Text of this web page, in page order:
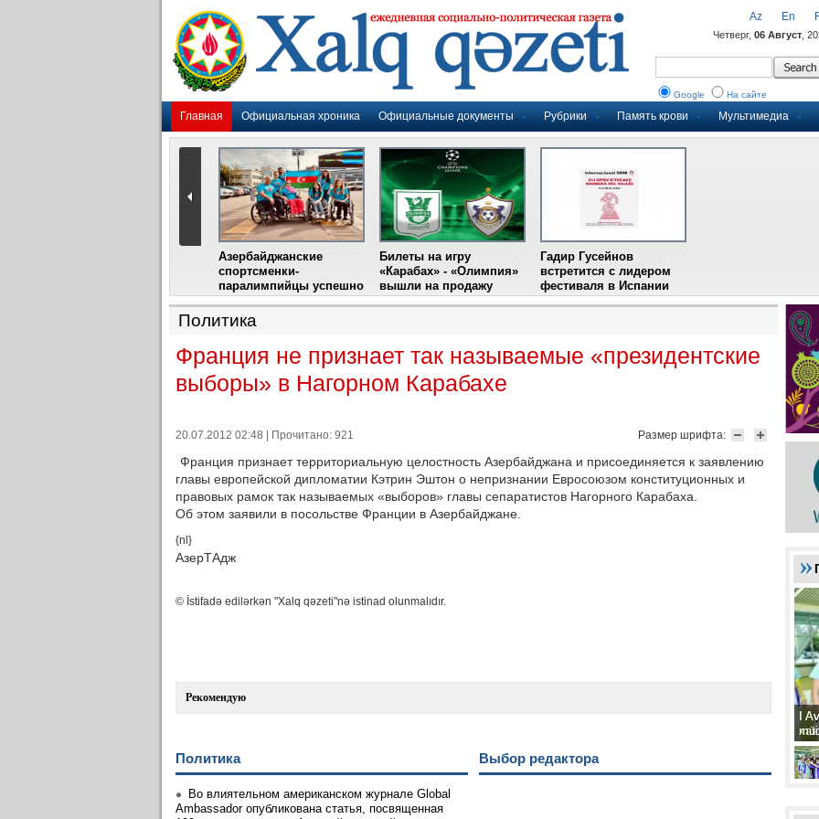
Главная Официальная хроника Официальные документы Рубрики Память крови Мультимедиа
Az En
Четверг, 06 Август ,
Google На сайте
Азербайджанские
спортсменки-
паралимпийцы успешно
выступили на III
Международном
фестивале парашютного
Билеты на игру
«Карабах» - «Олимпия»
вышли на продажу
Гадир Гусейнов
встретится с лидером
фестиваля в Испании
Политика
Франция не признает так называемые «президентские
выборы» в Нагорном Карабахе
Размер шрифта:
20.07.2012 02:48 | Прочитано: 921
Франция признает территориальную целостность Азербайджана и присоединяется к заявлению
главы европейской дипломатии Кэтрин Эштон о непризнании Евросоюзом конституционных и
правовых рамок так называемых «выборов» главы сепаратистов Нагорного Карабаха.
Об этом заявили в посольстве Франции в Азербайджане.
{nl}
АзерТАдж
© İstifadə edilərkən "Xalq qəzeti"nə istinad olunmalıdır.
Рекомендую
Политика
Во влиятельном американском журнале Global
Ambassador опубликована статья, посвященная
Выбор редактора
II